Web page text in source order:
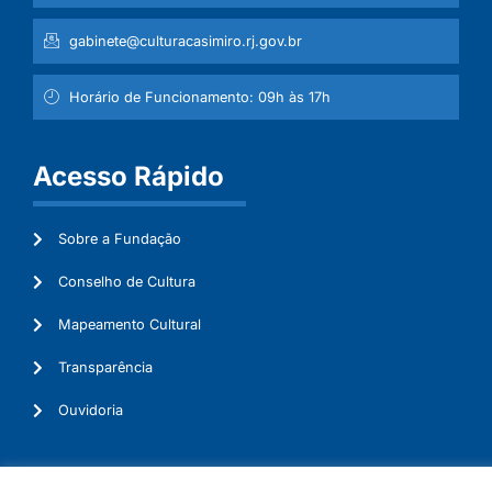
gabinete@culturacasimiro.rj.gov.br
Horário de Funcionamento: 09h às 17h
Acesso Rápido
Sobre a Fundação
Conselho de Cultura
Mapeamento Cultural
Transparência
Ouvidoria